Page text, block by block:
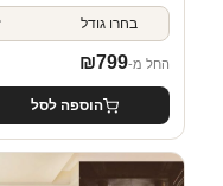
החל מ- ₪799
הוספה לסל